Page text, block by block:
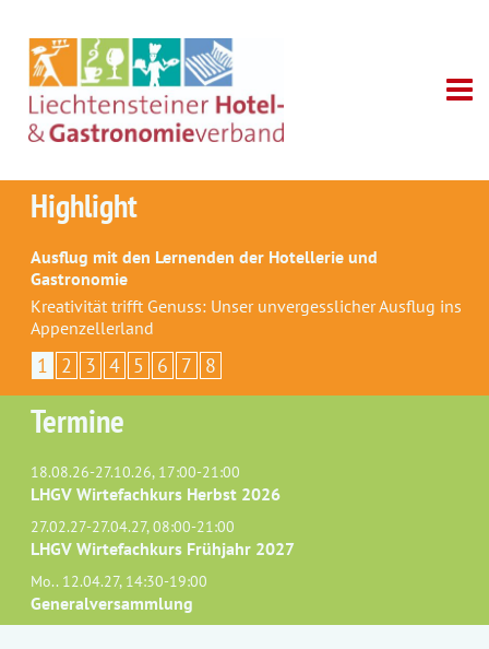
Highlight
Ausflug mit den Lernenden der Hotellerie und
Gastronomie
Kreativität trifft Genuss: Unser unvergesslicher Ausflug ins
Appenzellerland
1 2 3 4 5 6 7 8
Termine
18.08.26-27.10.26, 17:00-21:00
LHGV Wirtefachkurs Herbst 2026
27.02.27-27.04.27, 08:00-21:00
LHGV Wirtefachkurs Frühjahr 2027
Mo.. 12.04.27, 14:30-19:00
Generalversammlung